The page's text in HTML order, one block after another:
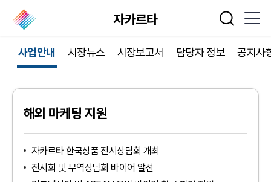
자카르타 통합검색
사업안내 시장뉴스 시장보고서 담당자 정보 공지사
해외 마케팅 지원
자카르타 한국상품 전시상담회 개최
전시회 및 무역상담회 바이어 알선